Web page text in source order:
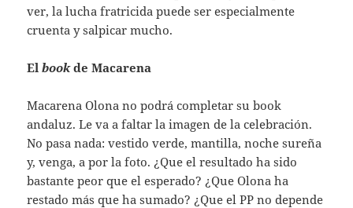
ver, la lucha fratricida puede ser especialmente
cruenta y salpicar mucho.
Elbookde Macarena
Macarena Olona no podrá completar su book
andaluz. Le va a faltar la imagen de la celebración.
No pasa nada: vestido verde, mantilla, noche sureña
y, venga, a por la foto. ¿Que el resultado ha sido
bastante peor que el esperado? ¿Que Olona ha
restado más que ha sumado? ¿Que el PP no depende